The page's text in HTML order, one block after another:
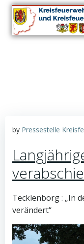
by Pressestelle
Tecklenborg : „In
verändert“